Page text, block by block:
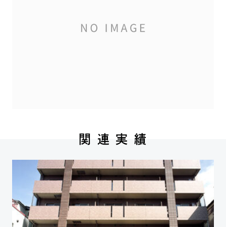
関 連 実 績